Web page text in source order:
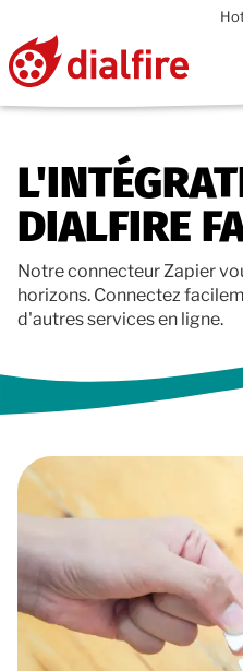
DIALFIRE
Notre connecteur Zapier
horizons. Connectez
d'autres services en ligne.